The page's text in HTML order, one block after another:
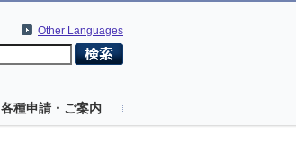
Other Languages
各種申請・ご案内